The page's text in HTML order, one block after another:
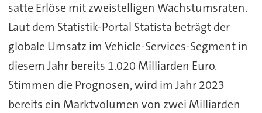
satte Erlöse mit zweistelligen Wachstumsraten.
Laut dem Statistik-Portal Statista beträgt der
globale Umsatz im Vehicle-Services-Segment in
diesem Jahr bereits 1.020 Milliarden Euro.
Stimmen die Prognosen, wird im Jahr 2023
bereits ein Marktvolumen von zwei Milliarden